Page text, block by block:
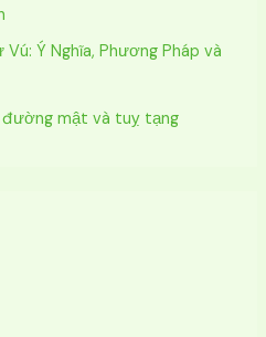
Vú: Ý Nghĩa, Phương Pháp và
đường mật và tuỵ tạng